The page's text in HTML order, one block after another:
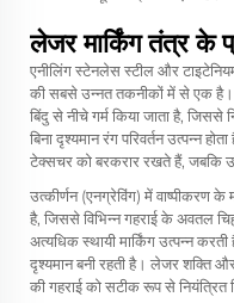
लेजर मार्किंग तंत्र के
एनीलिंग स्टेनलेस स्टील और टाइटेनियम
की सबसे उन्नत तकनीकों में से एक
बिंदु से नीचे गर्म किया जाता है,
बिना दृश्यमान रंग परिवर्तन उत्पन्न
टेक्सचर को बरकरार रखते हैं, जबकि
उत्कीर्णन (एनग्रेविंग) में वाष्पीकरण
है, जिससे विभिन्न गहराई के अवतल
अत्यधिक स्थायी मार्किंग उत्पन्न करती
दृश्यमान बनी रहती है। लेजर शक्ति
की गहराई को सटीक रूप से नियंत्रित